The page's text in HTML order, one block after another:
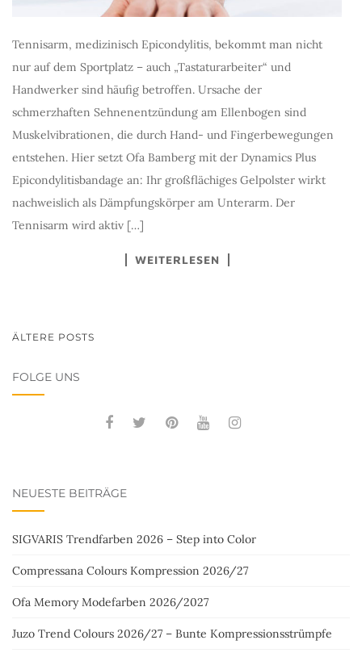
Tennisarm, medizinisch Epicondylitis, bekommt man nicht
nur auf dem Sportplatz – auch „Tastaturarbeiter“ und
Handwerker sind häufig betroffen. Ursache der
schmerzhaften Sehnenentzündung am Ellenbogen sind
Muskelvibrationen, die durch Hand- und Fingerbewegungen
entstehen. Hier setzt Ofa Bamberg mit der Dynamics Plus
Epicondylitisbandage an: Ihr großflächiges Gelpolster wirkt
nachweislich als Dämpfungskörper am Unterarm. Der
Tennisarm wird aktiv […]
WEITERLESEN
BEITRAGSNAVIGATION
ÄLTERE POSTS
FOLGE UNS
NEUESTE BEITRÄGE
SIGVARIS Trendfarben 2026 – Step into Color
Compressana Colours Kompression 2026/27
Ofa Memory Modefarben 2026/2027
Juzo Trend Colours 2026/27 – Bunte Kompressionsstrümpfe